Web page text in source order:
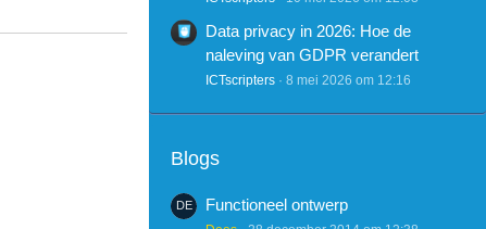
Data privacy in 2026: Hoe de
naleving van GDPR verandert
ICTscripters 8 mei 2026 om 12:16
Blogs
Functioneel ontwerp